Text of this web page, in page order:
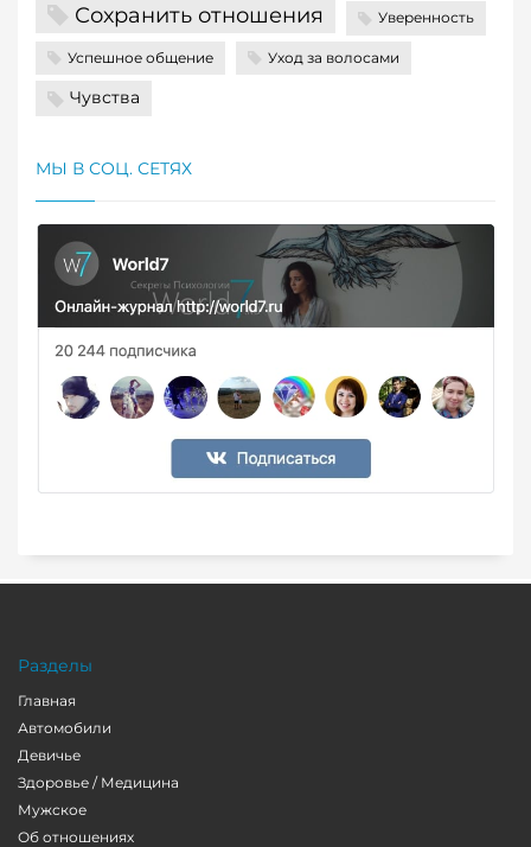
Сохранить отношения Уверенность
Успешное общение Уход за волосами
Чувства
МЫ В СОЦ. СЕТЯХ
Разделы
Главная
Автомобили
Девичье
Здоровье / Медицина
Мужское
Об отношениях